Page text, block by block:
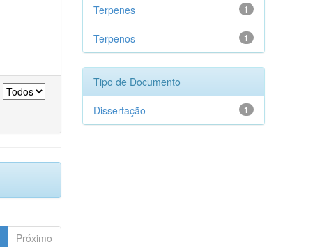
Próximo
1
Terpenes
1
Terpenos
Tipo de Documento
1
Dissertação